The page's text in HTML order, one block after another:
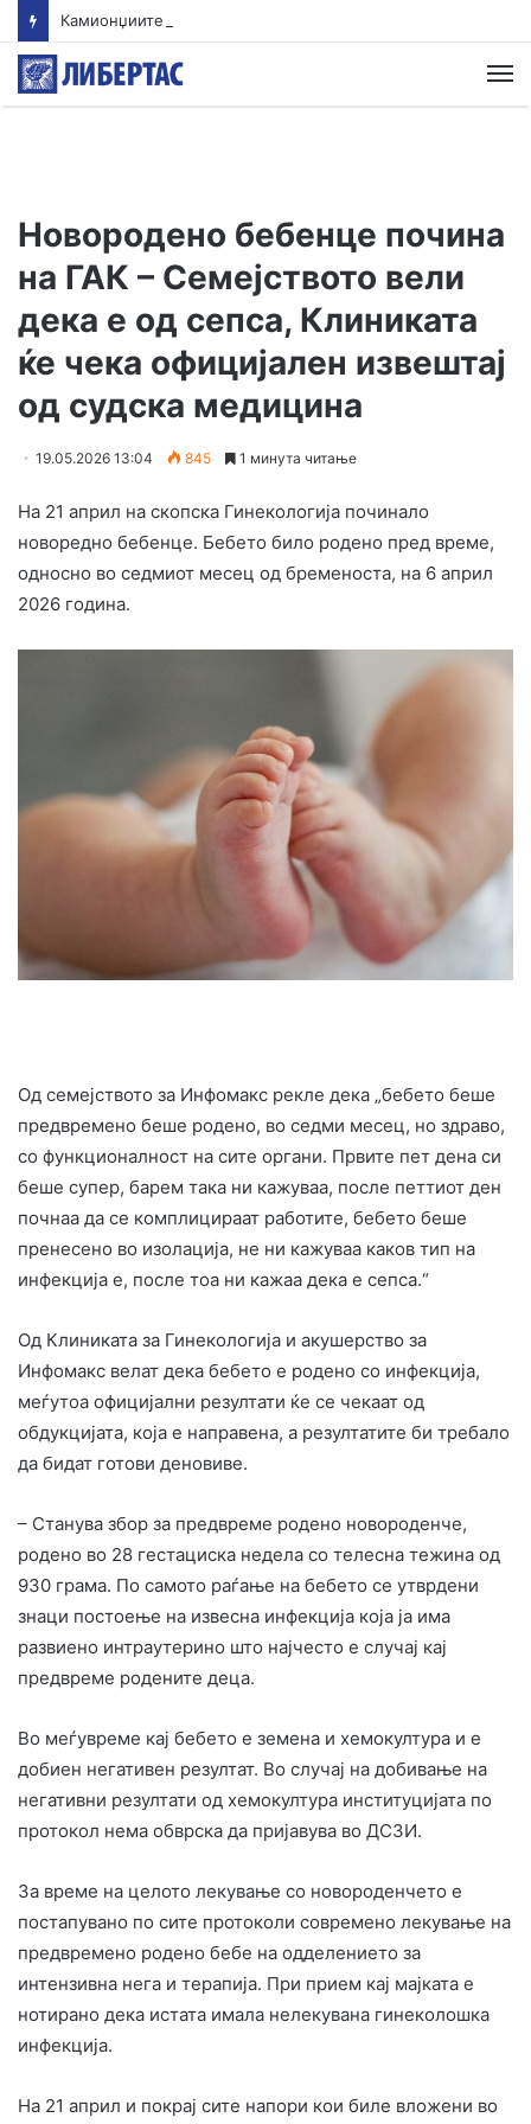
Новородено бебенце почина
на ГАК – Семејството вели
дека е од сепса, Клиниката
ќе чека официјален извештај
од судска медицина
19.05.2026 13:04 845 1 минута читање
На 21 април на скопска Гинекологија починало
новоредно бебенце. Бебето било родено пред време,
односно во седмиот месец од бременоста, на 6 април
2026 година.
Од семејството за Инфомакс рекле дека „бебето беше
предвремено беше родено, во седми месец, но здраво,
со функционалност на сите органи. Првите пет дена си
беше супер, барем така ни кажуваа, после петтиот ден
почнаа да се комплицираат работите, бебето беше
пренесено во изолација, не ни кажуваа каков тип на
инфекција е, после тоа ни кажаа дека е сепса.“
Од Клиниката за Гинекологија и акушерство за
Инфомакс велат дека бебето е родено со инфекција,
меѓутоа официјални резултати ќе се чекаат од
обдукцијата, која е направена, а резултатите би требало
да бидат готови деновиве.
– Станува збор за предвреме родено новороденче,
родено во 28 гестациска недела со телесна тежина од
930 грама. По самото раѓање на бебето се утврдени
знаци постоење на извесна инфекција која ја има
развиено интраутерино што најчесто е случај кај
предвреме родените деца.
Во меѓувреме кај бебето e земена и хемокултура и е
добиен негативен резултат. Во случај на добивање на
негативни резултати од хемокултура институцијата по
протокол нема обврска да пријавува во ДСЗИ.
За време на целото лекување со новороденчето е
постапувано по сите протоколи современо лекување на
предвремено родено бебе на одделението за
интензивна нега и терапија. При прием кај мајката е
нотирано дека истата имала нелекувана гинеколошка
инфекција.
На 21 април и покрај сите напори кои биле вложени во